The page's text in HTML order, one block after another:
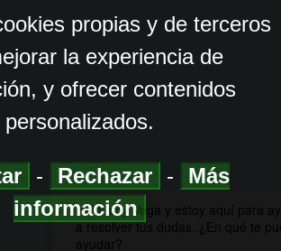
propias y de terceros
la experiencia de
y ofrecer contenidos
personalizados.
- Rechazar -
Más
información